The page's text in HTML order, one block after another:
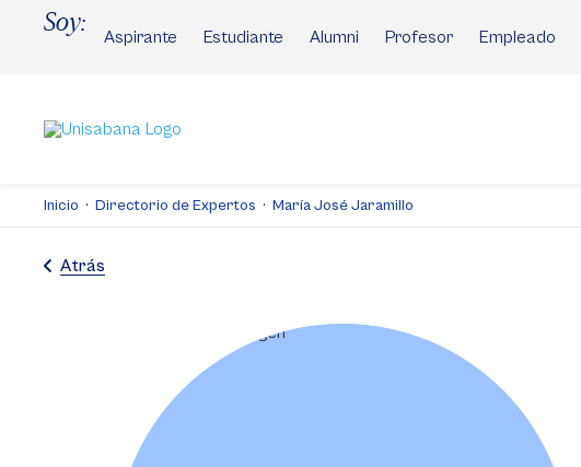
Soy:
Aspirante Estudiante Alumni Profesor Empleado
Inicio Directorio de Expertos María José Jaramillo
Atrás